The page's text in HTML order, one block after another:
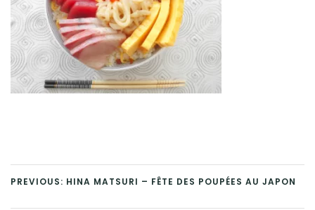
PREVIOUS: HINA MATSURI – FÊTE DES POUPÉES AU JAPON